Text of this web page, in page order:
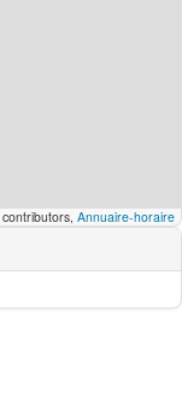
contributors, Annuaire-horaire